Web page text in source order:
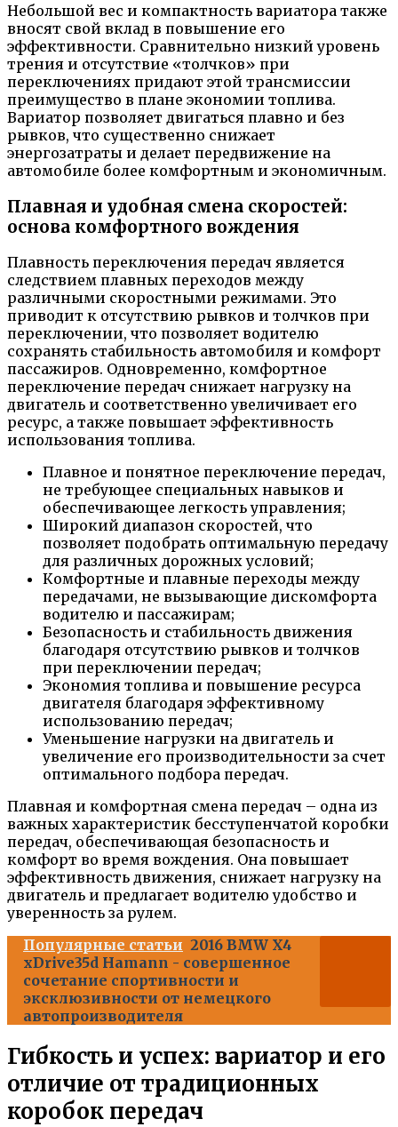
Небольшой вес и компактность вариатора также
вносят свой вклад в повышение его
эффективности. Сравнительно низкий уровень
трения и отсутствие «толчков» при
переключениях придают этой трансмиссии
преимущество в плане экономии топлива.
Вариатор позволяет двигаться плавно и без
рывков, что существенно снижает
энергозатраты и делает передвижение на
автомобиле более комфортным и экономичным.
Плавная и удобная смена скоростей:
основа комфортного вождения
Плавность переключения передач является
следствием плавных переходов между
различными скоростными режимами. Это
приводит к отсутствию рывков и толчков при
переключении, что позволяет водителю
сохранять стабильность автомобиля и комфорт
пассажиров. Одновременно, комфортное
переключение передач снижает нагрузку на
двигатель и соответственно увеличивает его
ресурс, а также повышает эффективность
использования топлива.
Плавное и понятное переключение передач,
не требующее специальных навыков и
обеспечивающее легкость управления;
Широкий диапазон скоростей, что
позволяет подобрать оптимальную передачу
для различных дорожных условий;
Комфортные и плавные переходы между
передачами, не вызывающие дискомфорта
водителю и пассажирам;
Безопасность и стабильность движения
благодаря отсутствию рывков и толчков
при переключении передач;
Экономия топлива и повышение ресурса
двигателя благодаря эффективному
использованию передач;
Уменьшение нагрузки на двигатель и
увеличение его производительности за счет
оптимального подбора передач.
Плавная и комфортная смена передач – одна из
важных характеристик бесступенчатой коробки
передач, обеспечивающая безопасность и
комфорт во время вождения. Она повышает
эффективность движения, снижает нагрузку на
двигатель и предлагает водителю удобство и
уверенность за рулем.
Популярные статьи 2016 BMW X4
xDrive35d Hamann - совершенное
сочетание спортивности и
эксклюзивности от немецкого
автопроизводителя
Гибкость и успех: вариатор и его
отличие от традиционных
коробок передач